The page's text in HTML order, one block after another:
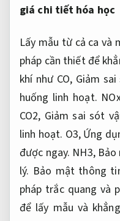
giá chi tiết hóa học
Lấy mẫu từ cả ca và
pháp cần thiết để
khí như CO, Giảm
huống linh hoạt.
CO2, Giảm sai sót
linh hoạt. O3, Ứng
được ngay. NH3,
lý. Bảo mật thông
pháp trắc quang và
để lấy mẫu và